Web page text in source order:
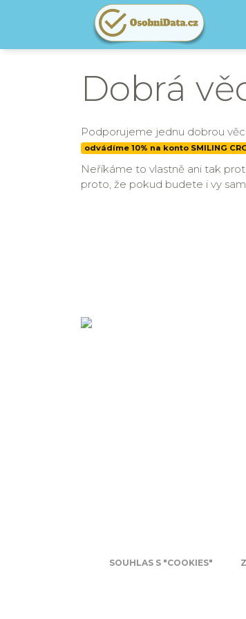
Dobrá
Podporujeme jednu dobrou
odvádíme 10% na konto SMILING
Neříkáme to vlastně ani tak
proto, že pokud budete i vy
SOUHLAS S "COOKIES"